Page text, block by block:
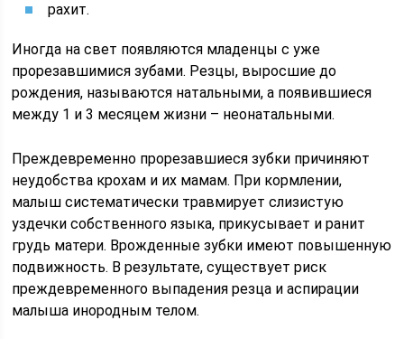
рахит.
Иногда на свет появляются младенцы с уже
прорезавшимися зубами. Резцы, выросшие до
рождения, называются натальными, а появившиеся
между 1 и 3 месяцем жизни – неонатальными.
Преждевременно прорезавшиеся зубки причиняют
неудобства крохам и их мамам. При кормлении,
малыш систематически травмирует слизистую
уздечки собственного языка, прикусывает и ранит
грудь матери. Врожденные зубки имеют повышенную
подвижность. В результате, существует риск
преждевременного выпадения резца и аспирации
малыша инородным телом.